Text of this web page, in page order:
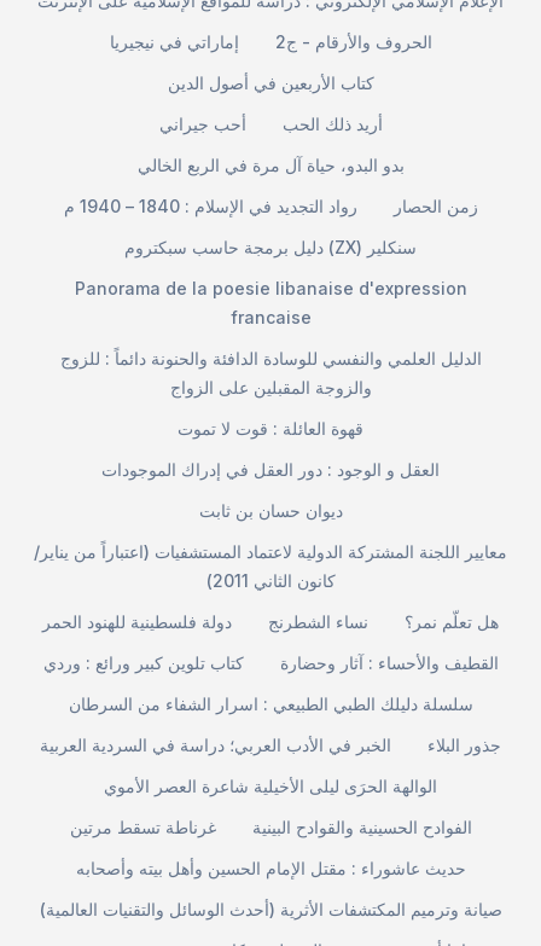
إماراتي في نيجيريا
الحروف والأرقام - ج2
كتاب الأربعين في أصول الدين
أحب جيراني
أريد ذلك الحب
بدو البدو، حياة آل مرة في الربع الخالي
رواد التجديد في الإسلام : 1840 – 1940 م
زمن الحصار
دليل برمجة حاسب سبكتروم (ZX) سنكلير
Panorama de la poesie libanaise d'expression
francaise
الدليل العلمي والنفسي للوسادة الدافئة والحنونة دائماً : للزوج
والزوجة المقبلين على الزواج
قهوة العائلة : قوت لا تموت
العقل و الوجود : دور العقل في إدراك الموجودات
ديوان حسان بن ثابت
معايير اللجنة المشتركة الدولية لاعتماد المستشفيات (اعتباراً من يناير/
كانون الثاني 2011)
دولة فلسطينية للهنود الحمر
نساء الشطرنج
هل تعلّم نمر؟
كتاب تلوين كبير ورائع : وردي
القطيف والأحساء : آثار وحضارة
سلسلة دليلك الطبي الطبيعي : اسرار الشفاء من السرطان
الخبر في الأدب العربي؛ دراسة في السردية العربية
جذور البلاء
الوالهة الحرَى ليلى الأخيلية شاعرة العصر الأموي
غرناطة تسقط مرتين
الفوادح الحسينية والقوادح البينية
حديث عاشوراء : مقتل الإمام الحسين وأهل بيته وأصحابه
صيانة وترميم المكتشفات الأثرية (أحدث الوسائل والتقنيات العالمية)